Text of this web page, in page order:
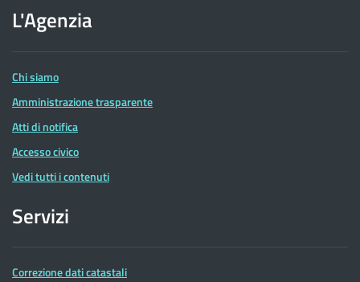
dell'Agenzia
delle
Entrate
L'Agenzia
Chi siamo
Amministrazione trasparente
Atti di notifica
Accesso civico
Vedi tutti i contenuti
Servizi
Correzione dati catastali